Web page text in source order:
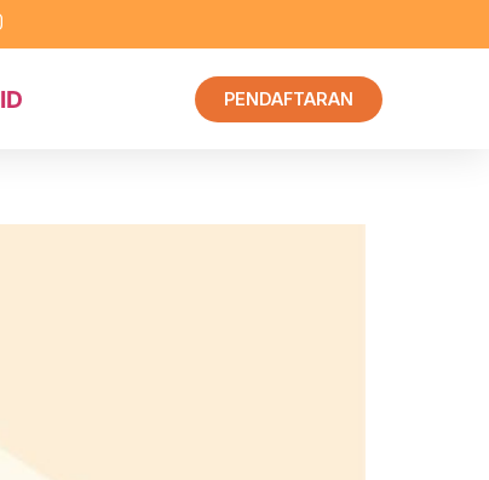
ID PENDAFTARAN